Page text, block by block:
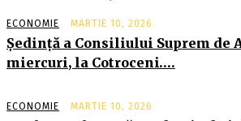
ECONOMIE MARTIE 10, 2026
Şedinţă a Consiliului Suprem de
miercuri, la Cotroceni….
ECONOMIE MARTIE 10, 2026